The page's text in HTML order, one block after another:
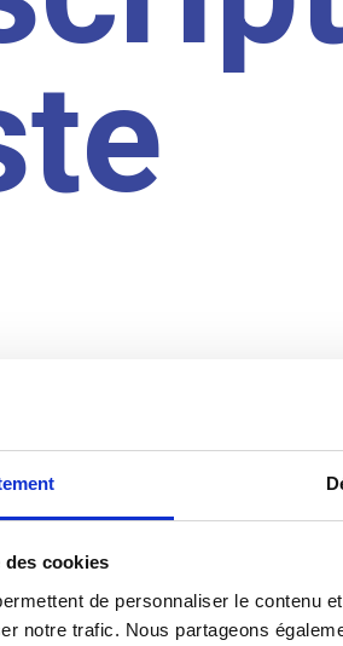
des cookies
de personnaliser le contenu
notre trafic. Nous partageons
: